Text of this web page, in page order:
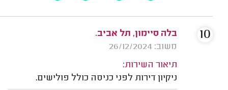
בלה סיימון, תל אביב.
משוב: 26/12/2024
תיאור השירות:
ניקיון דירות לפני כניסה כולל פולישים.
10